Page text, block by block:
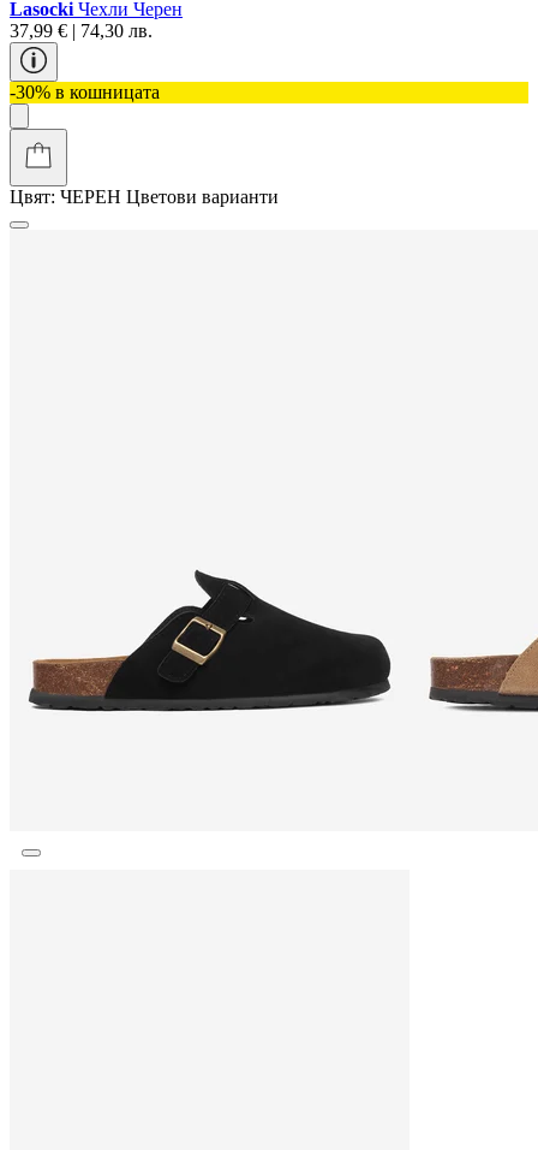
Lasocki Чехли Черен
37,99 € | 74,30 лв.
-30% в кошницата
Цвят: ЧЕРЕН Цветови варианти